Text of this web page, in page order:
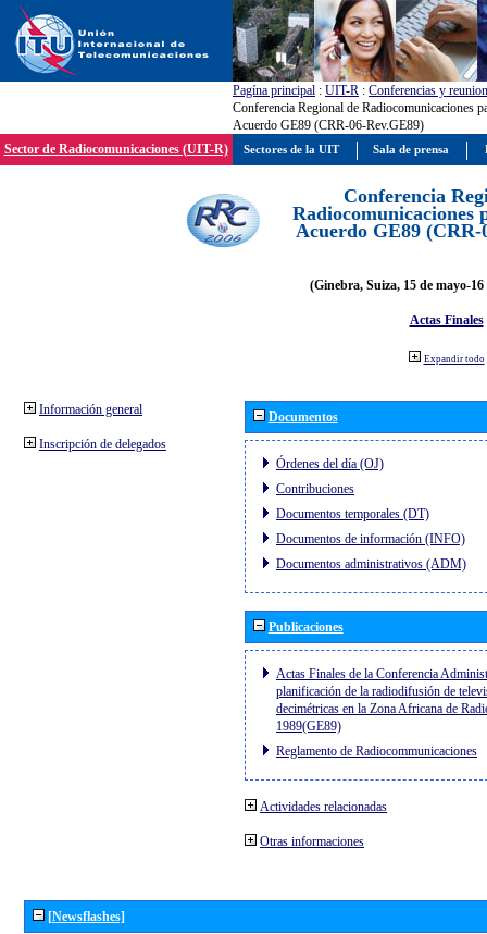
Pagína principal : UIT-R : Conferencias y
Conferencia Regional de Radiocomunicaciones
Acuerdo GE89 (CRR-06-Rev.GE89)
Sector de Radiocomunicaciones (UIT-R)
Conferencia
Radiocomunicaciones
Acuerdo GE89 (CRR-
(Ginebra, Suiza, 15 de mayo-
Actas Finales
Expandir todo
Información general
Inscripción de delegados
Documentos
Órdenes del día (OJ)
Contribuciones
Documentos temporales (DT)
Documentos de información (INFO)
Documentos administrativos (ADM)
Publicaciones
Actas Finales de la Conferencia
planificación de la radiodifusión de
decimétricas en la Zona Africana de
1989(GE89)
Reglamento de Radiocommunicaciones
Actividades relacionadas
Otras informaciones
[Newsflashes]
Sectores de la UIT Sala de prensa